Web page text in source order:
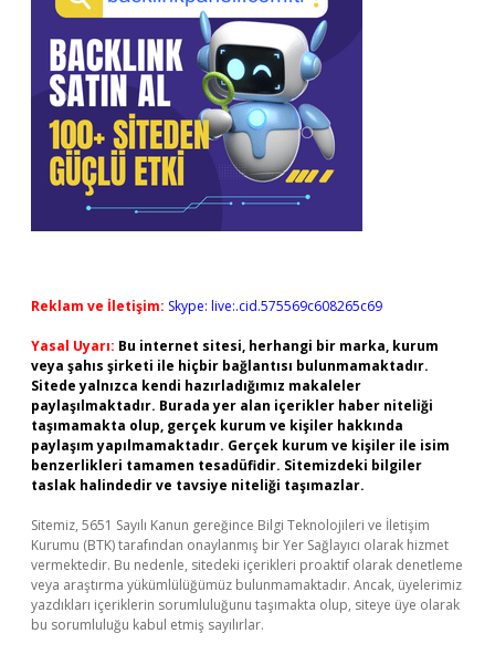
Reklam ve İletişim: Skype: live:.cid.575569c608265c69
Yasal Uyarı: Bu internet sitesi, herhangi bir marka, kurum
veya şahıs şirketi ile hiçbir bağlantısı bulunmamaktadır.
Sitede yalnızca kendi hazırladığımız makaleler
paylaşılmaktadır. Burada yer alan içerikler haber niteliği
taşımamakta olup, gerçek kurum ve kişiler hakkında
paylaşım yapılmamaktadır. Gerçek kurum ve kişiler ile isim
benzerlikleri tamamen tesadüfidir. Sitemizdeki bilgiler
taslak halindedir ve tavsiye niteliği taşımazlar.
Sitemiz, 5651 Sayılı Kanun gereğince Bilgi Teknolojileri ve İletişim
Kurumu (BTK) tarafından onaylanmış bir Yer Sağlayıcı olarak hizmet
vermektedir. Bu nedenle, sitedeki içerikleri proaktif olarak denetleme
veya araştırma yükümlülüğümüz bulunmamaktadır. Ancak, üyelerimiz
yazdıkları içeriklerin sorumluluğunu taşımakta olup, siteye üye olarak
bu sorumluluğu kabul etmiş sayılırlar.